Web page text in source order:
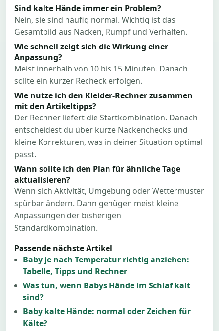
Sind kalte Hände immer ein Problem?
Nein, sie sind häufig normal. Wichtig ist das
Gesamtbild aus Nacken, Rumpf und Verhalten.
Wie schnell zeigt sich die Wirkung einer
Anpassung?
Meist innerhalb von 10 bis 15 Minuten. Danach
sollte ein kurzer Recheck erfolgen.
Wie nutze ich den Kleider-Rechner zusammen
mit den Artikeltipps?
Der Rechner liefert die Startkombination. Danach
entscheidest du über kurze Nackenchecks und
kleine Korrekturen, was in deiner Situation optimal
passt.
Wann sollte ich den Plan für ähnliche Tage
aktualisieren?
Wenn sich Aktivität, Umgebung oder Wettermuster
spürbar ändern. Dann genügen meist kleine
Anpassungen der bisherigen
Standardkombination.
Passende nächste Artikel
Baby je nach Temperatur richtig anziehen:
Tabelle, Tipps und Rechner
Was tun, wenn Babys Hände im Schlaf kalt
sind?
Baby kalte Hände: normal oder Zeichen für
Kälte?